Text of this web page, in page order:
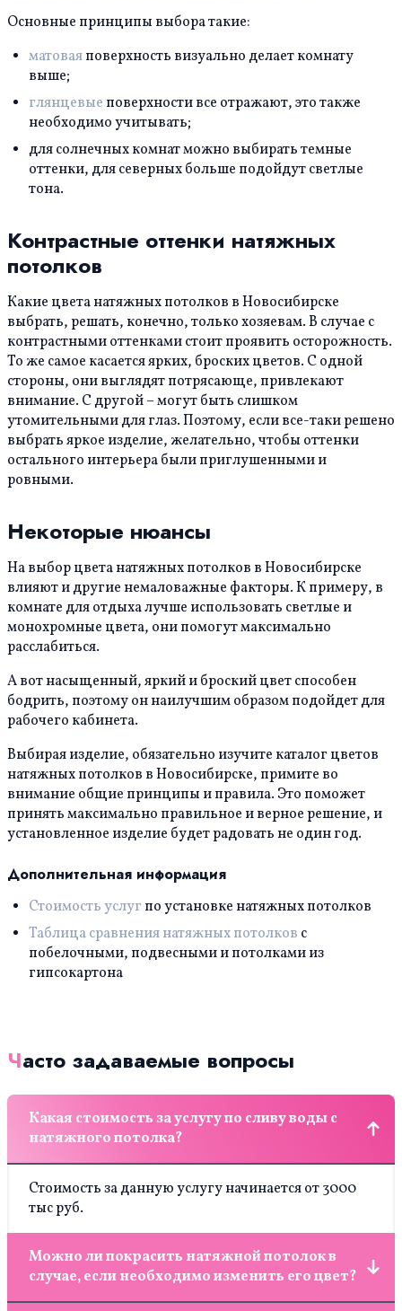
Основные принципы выбора такие:
матоваяповерхность визуально делает комнату
выше;
глянцевые поверхности все отражают, это также
необходимо учитывать;
для солнечных комнат можно выбирать темные
оттенки, для северных больше подойдут светлые
тона.
Контрастные оттенки натяжных
потолков
Какие цвета натяжных потолков в Новосибирске
выбрать, решать, конечно, только хозяевам. В случае с
контрастными оттенками стоит проявить осторожность.
То же самое касается ярких, броских цветов. С одной
стороны, они выглядят потрясающе, привлекают
внимание. С другой – могут быть слишком
утомительными для глаз. Поэтому, если все-таки решено
выбрать яркое изделие, желательно, чтобы оттенки
остального интерьера были приглушенными и
ровными.
Некоторые нюансы
На выбор цвета натяжных потолков в Новосибирске
влияют и другие немаловажные факторы. К примеру, в
комнате для отдыха лучше использовать светлые и
монохромные цвета, они помогут максимально
расслабиться.
А вот насыщенный, яркий и броский цвет способен
бодрить, поэтому он наилучшим образом подойдет для
рабочего кабинета.
Выбирая изделие, обязательно изучите каталог цветов
натяжных потолков в Новосибирске, примите во
внимание общие принципы и правила. Это поможет
принять максимально правильное и верное решение, и
установленное изделие будет радовать не один год.
Дополнительная информация
Стоимость услуг по установке натяжных потолков
Таблица сравнения натяжных потолков с
побелочными, подвесными и потолками из
гипсокартона
Часто задаваемые вопросы
Какая стоимость за услугу по сливу воды с
натяжного потолка?
Стоимость за данную услугу начинается от 3000
тыс руб.
Можно ли покрасить натяжной потолок в
случае, если необходимо изменить его цвет?